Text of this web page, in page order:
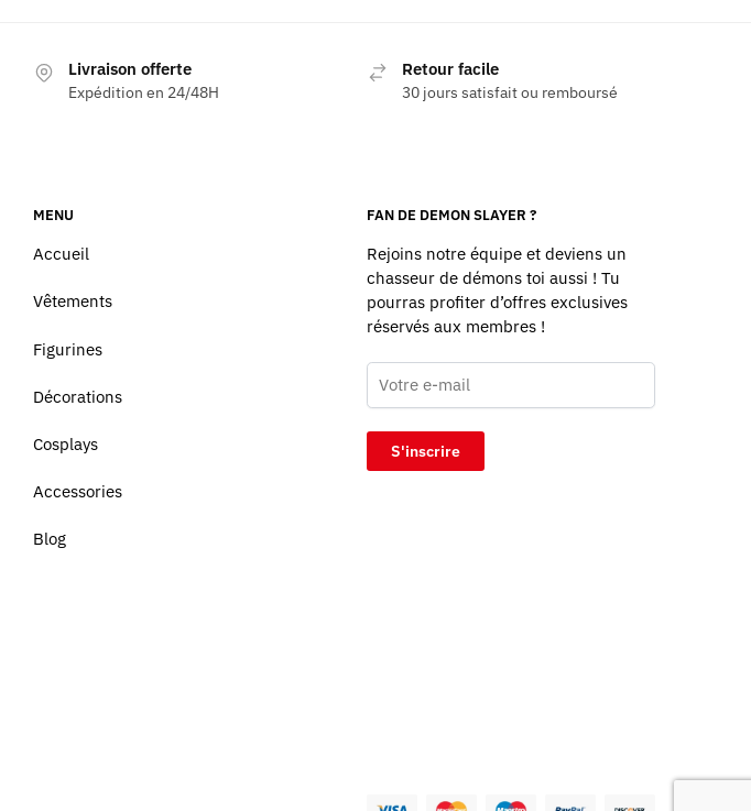
Livraison offerte
Expédition en 24/48H
Retour facile
30 jours satisfait ou remboursé
MENU
Accueil
Vêtements
Figurines
Décorations
Cosplays
Accessories
Blog
FAN DE DEMON SLAYER ?
Rejoins notre équipe et deviens un
chasseur de démons toi aussi ! Tu
pourras profiter d’offres exclusives
réservés aux membres !